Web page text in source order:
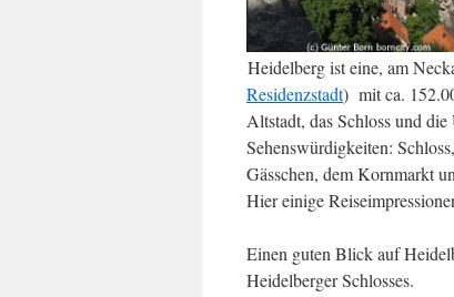
Heidelberg ist eine, am
Residenzstadt) mit ca.
Altstadt, das Schloss und
Sehenswürdigkeiten:
Gässchen, dem Kornmarkt
Hier einige
Einen guten Blick auf
Heidelberger Schlosses.